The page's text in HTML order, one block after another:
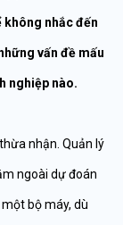
không nhắc đến
vấn đề mấu
nghiệp nào.
nhận. Quản lý
ngoài dự đoán
bộ máy, dù